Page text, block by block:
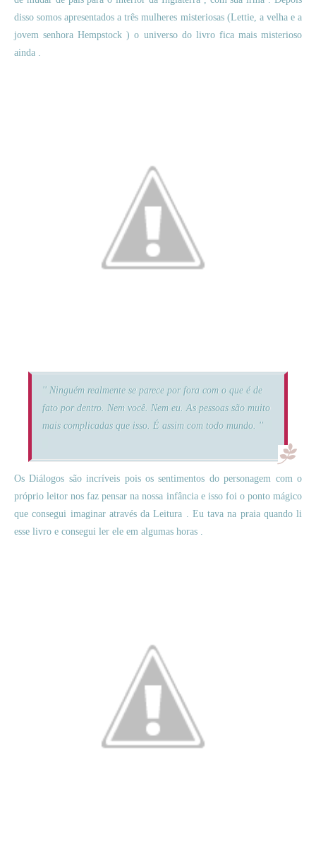
disso somos apresentados a três mulheres misteriosas (Lettie, a velha e a
jovem senhora Hempstock ) o universo do livro fica mais misterioso
ainda .
'' Ninguém realmente se parece por fora com o que é de
fato por dentro. Nem você. Nem eu. As pessoas são muito
mais complicadas que isso. É assim com todo mundo. ''
Os Diálogos são incríveis pois os sentimentos do personagem com o
próprio leitor nos faz pensar na nossa infância e isso foi o ponto mágico
que consegui imaginar através da Leitura . Eu tava na praia quando li
esse livro e consegui ler ele em algumas horas .